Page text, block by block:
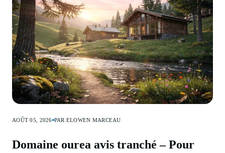
AOÛT 05, 2026 PAR ELOWEN MARCEAU
Domaine ourea avis tranché – Pour